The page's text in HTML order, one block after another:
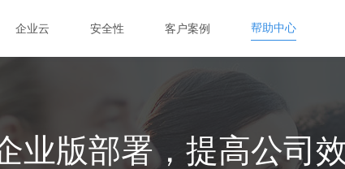
中下载 企业集中下载 局域网内素材共享
项目协作
管理项目资
企业云
安全性
客户案例
帮助中心
业版部署，提高公司